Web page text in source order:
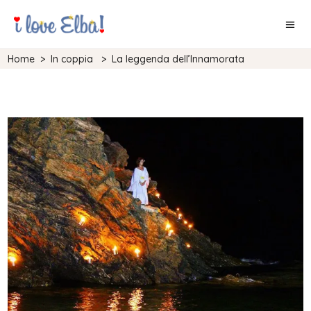
Home >In coppia >La leggenda dell’Innamorata